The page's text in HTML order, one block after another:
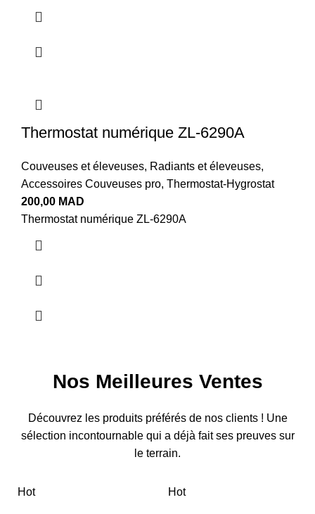
Thermostat numérique ZL-6290A
Couveuses et éleveuses, Radiants et éleveuses,
Accessoires Couveuses pro, Thermostat-Hygrostat
200,00 MAD
Thermostat numérique ZL-6290A
Nos Meilleures Ventes
Découvrez les produits préférés de nos clients ! Une
sélection incontournable qui a déjà fait ses preuves sur
le terrain.
Hot Hot